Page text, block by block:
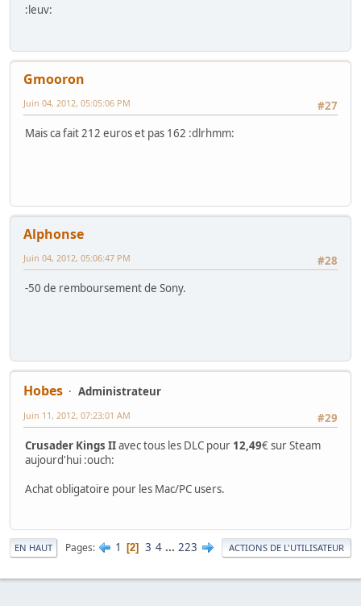
:leuv:
Gmooron
#27
Juin 04, 2012, 05:05:06 PM
Mais ca fait 212 euros et pas 162 :dlrhmm:
Alphonse
#28
Juin 04, 2012, 05:06:47 PM
-50 de remboursement de Sony.
Hobes
Administrateur
#29
Juin 11, 2012, 07:23:01 AM
Crusader Kings IIavec tous les DLC pour 12,49€ sur Steam
aujourd'hui :ouch:
Achat obligatoire pour les Mac/PC users.
EN HAUT Pages 1 2 3 4 ... 223 ACTIONS DE L'UTILISATEUR